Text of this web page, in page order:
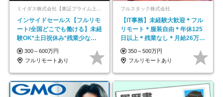
ミイダス株式会社【東証プライム上場パーソルグループ】
インサイドセールス【フルリモ
ート/全国どこでも働ける】未経
験OK*土日祝休み*残業少なめ*
在宅勤務手当あり
300～600万円
フルリモートあり
フルスタック株式会社
【IT事務】未経験大歓迎＊フル
リモート＊服装自由＊年休125
日以上＊残業なし＊月給26万円
以上
350～500万円
フルリモートあり